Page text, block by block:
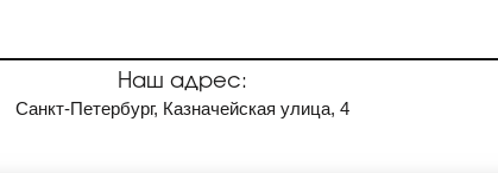
Наш адрес:
Санкт-Петербург, Казначейская улица, 4